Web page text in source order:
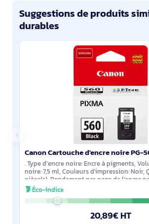
Suggestions de produits
durables
Canon Cartouche d'encre noire PG-
. Type d’encre noire: Encre à pigments,
noire: 7,5 ml, Couleurs d'impression: Noir,
pièce(s), Rendement par page de l'encre
Éco-indice
20,89€ HT